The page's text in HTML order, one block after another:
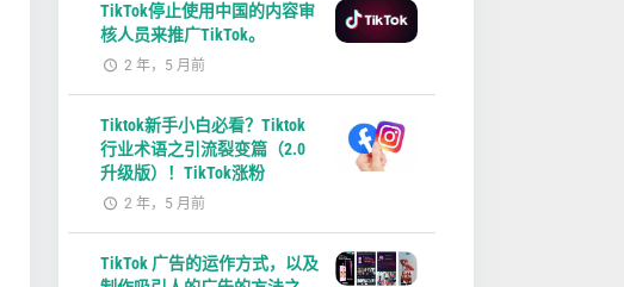
TikTok停止使用中国的内容审
核人员来推广TikTok。
2 年，5 月前
Tiktok新手小白必看？Tiktok
行业术语之引流裂变篇（2.0
升级版）！TikTok涨粉
2 年，5 月前
TikTok 广告的运作方式，以及